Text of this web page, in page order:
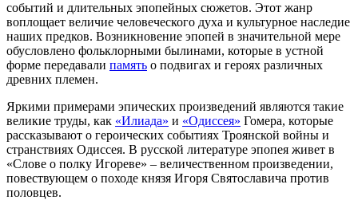
событий и длительных эпопейных сюжетов. Этот жанр
воплощает величие человеческого духа и культурное наследие
наших предков. Возникновение эпопей в значительной мере
обусловлено фольклорными былинами, которые в устной
форме передавали память о подвигах и героях различных
древних племен.
Яркими примерами эпических произведений являются такие
великие труды, как «Илиада» и «Одиссея» Гомера, которые
рассказывают о героических событиях Троянской войны и
странствиях Одиссея. В русской литературе эпопея живет в
«Слове о полку Игореве» – величественном произведении,
повествующем о походе князя Игоря Святославича против
половцев.